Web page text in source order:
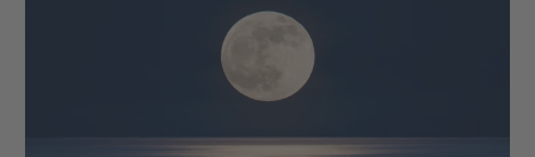
Fotografieren Sie am besten im RAW-Format – so
lassen sich später mehr Details aus dem Bild
holen. Der Autofokus hat bei Dunkelheit meist
Stern scharfstellen.